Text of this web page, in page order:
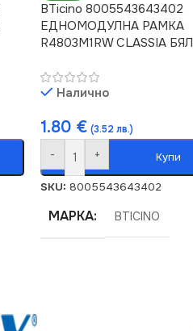
BTicino 8005543643402
ЕДНОМОДУЛНА РАМКА
R4803M1RW CLASSIA БЯЛ
Налично
1.80 € (3.52 лв.)
- + Купи
SKU:8005543643402
МАРКА BTICINO